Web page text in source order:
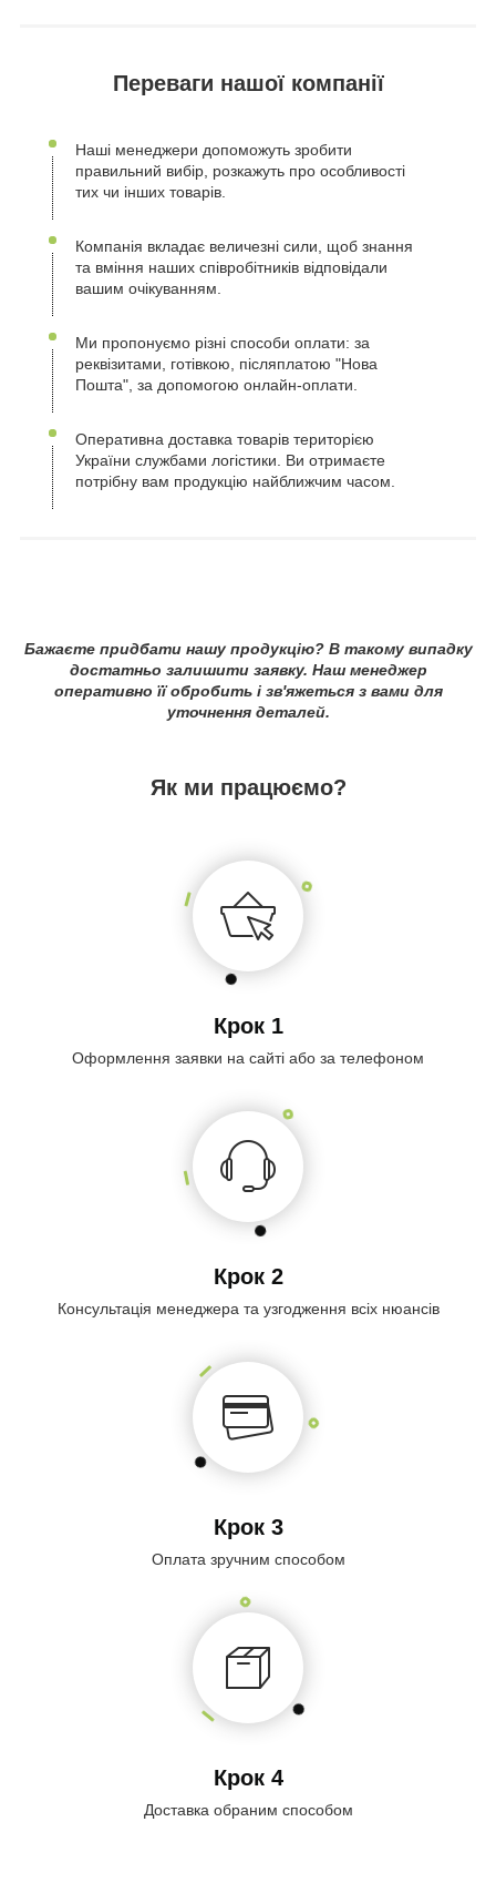
Переваги нашої компанії
Наші менеджери допоможуть зробити
правильний вибір, розкажуть про особливості
тих чи інших товарів.
Компанія вкладає величезні сили, щоб знання
та вміння наших співробітників відповідали
вашим очікуванням.
Ми пропонуємо різні способи оплати: за
реквізитами, готівкою, післяплатою "Нова
Пошта", за допомогою онлайн-оплати.
Оперативна доставка товарів територією
України службами логістики. Ви отримаєте
потрібну вам продукцію найближчим часом.
Бажаєте придбати нашу продукцію? В такому випадку
достатньо залишити заявку. Наш менеджер
оперативно її обробить і зв'яжеться з вами для
уточнення деталей.
Як ми працюємо?
Крок 1
Оформлення заявки на сайті або за телефоном
Крок 2
Консультація менеджера та узгодження всіх нюансів
Крок 3
Оплата зручним способом
Крок 4
Доставка обраним способом